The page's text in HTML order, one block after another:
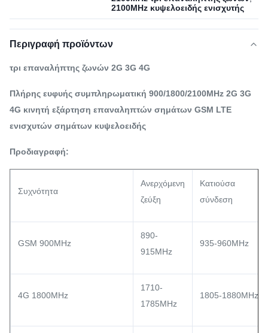
2100MHz κυψελοειδής ενισχυτής
Περιγραφή προϊόντων
τρι επαναλήπτης ζωνών 2G 3G 4G
Πλήρης ευφυής συμπληρωματική 900/1800/2100MHz 2G 3G
4G κινητή εξάρτηση επαναληπτών σημάτων GSM LTE
ενισχυτών σημάτων κυψελοειδής
Προδιαγραφή:
Συχνότητα
Ανερχόμενη
ζεύξη
Κατιούσα
σύνδεση
GSM 900MHz
890-
915MHz
935-960MHz
4G 1800MHz
1710-
1785MHz
1805-1880MHz